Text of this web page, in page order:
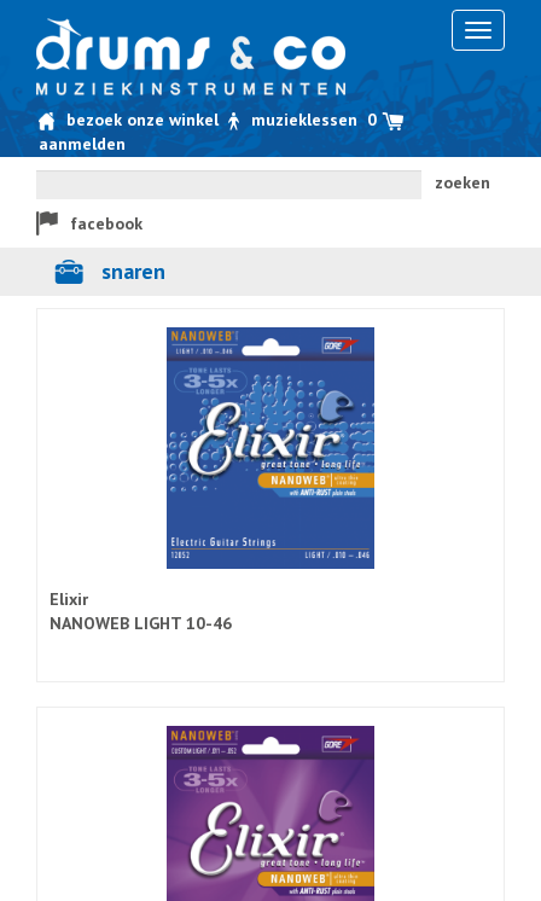
Toggle
bezoek onze winkel muzieklessen 0
aanmelden
zoeken
facebook
snaren
Elixir
NANOWEB LIGHT 10-46